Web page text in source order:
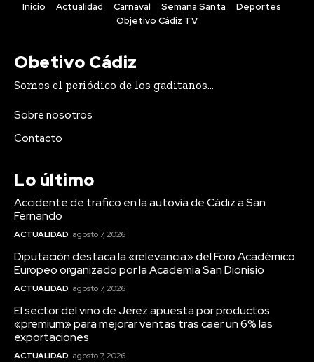
Inicio Actualidad Carnaval Semana Santa
Deportes
Objetivo Cádiz TV
Obetivo Cádiz
Somos el periódico de los gaditanos...
Sobre nosotros
Contacto
Lo último
Accidente de trafico en la autovía de Cádiz a San
Fernando
ACTUALIDAD agosto 7, 2026
Diputación destaca la «relevancia» del Foro Académico
Europeo organizado por la Academia San Dionisio
ACTUALIDAD agosto 7, 2026
El sector del vino de Jerez apuesta por productos
«premium» para mejorar ventas tras caer un 6% las
exportaciones
ACTUALIDAD agosto 7, 2026